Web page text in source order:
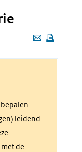
Deze
pagina
leidend
de